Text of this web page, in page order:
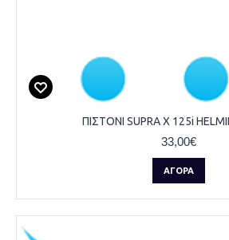
ΠΙΣΤΟΝΙ SUPRA X 125i
33,00€
ΑΓΟΡΆ